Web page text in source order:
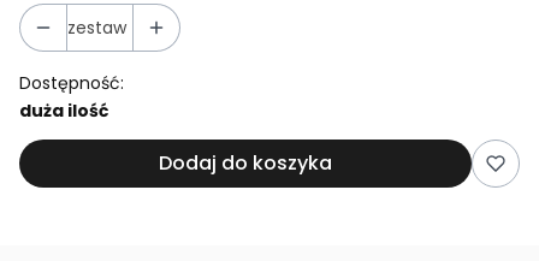
zestaw
Dostępność:
duża ilość
Dodaj do koszyka